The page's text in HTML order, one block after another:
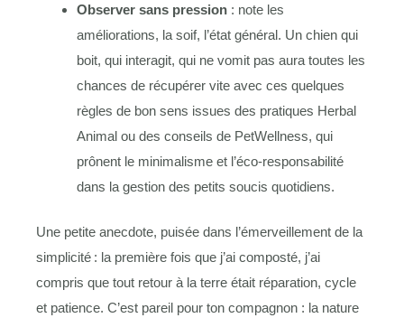
Observer sans pression : note les
améliorations, la soif, l’état général. Un chien qui
boit, qui interagit, qui ne vomit pas aura toutes les
chances de récupérer vite avec ces quelques
règles de bon sens issues des pratiques Herbal
Animal ou des conseils de PetWellness, qui
prônent le minimalisme et l’éco-responsabilité
dans la gestion des petits soucis quotidiens.
Une petite anecdote, puisée dans l’émerveillement de la
simplicité : la première fois que j’ai composté, j’ai
compris que tout retour à la terre était réparation, cycle
et patience. C’est pareil pour ton compagnon : la nature